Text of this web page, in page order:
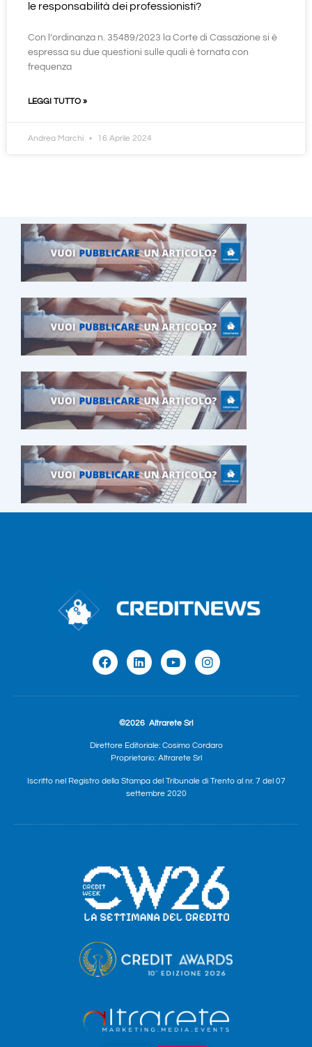
le responsabilità dei professionisti?
Con l’ordinanza n. 35489/2023 la Corte di Cassazione si è
espressa su due questioni sulle quali è tornata con
frequenza
LEGGI TUTTO »
Andrea Marchi 16 Aprile 2024
©2026 Altrarete Srl
Direttore Editoriale: Cosimo Cordaro
Proprietario: Altrarete Srl
Iscritto nel Registro della Stampa del Tribunale di Trento al nr. 7 del 07
settembre 2020